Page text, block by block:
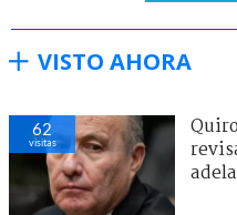
VISTO AHORA
62
visitas